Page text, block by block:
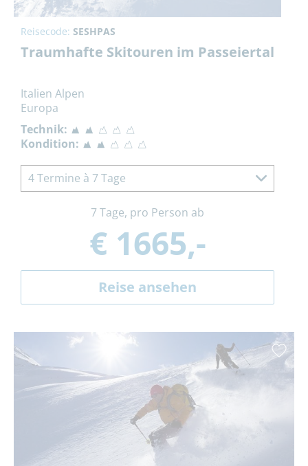
Reisecode: SESHPAS
Traumhafte Skitouren im Passeiertal
Italien Alpen
Europa
Technik:
Kondition:
4 Termine à 7 Tage
7 Tage, pro Person ab
€ 1665,-
Reise ansehen